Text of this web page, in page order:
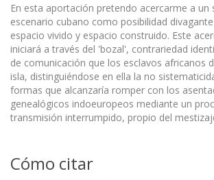
En esta aportación pretendo acercarme a un
escenario cubano como posibilidad
espacio vivido y espacio construido. Este
iniciará a través del 'bozal', contrariedad
de comunicación que los esclavos africanos
isla, distinguiéndose en ella la no
formas que alcanzaría romper con los
genealógicos indoeuropeos mediante un
transmisión interrumpido, propio del
Cómo citar